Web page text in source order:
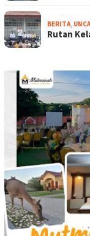
BERITA,
Rutan